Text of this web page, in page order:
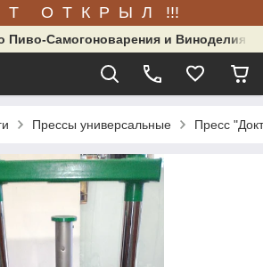
Т О Т К Р Ы Л !!!
Пиво-Самогоноварения и Виноделия.
Прессы универсальные Пресс